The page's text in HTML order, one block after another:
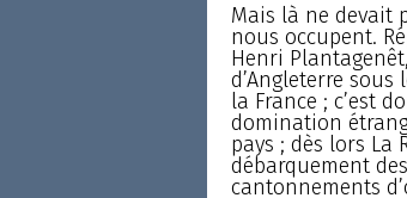
Mais là ne devait
nous occupent.
Henri
d’Angleterre
la France ; c’est
domination
pays ; dès lors La
débarquement
cantonnements